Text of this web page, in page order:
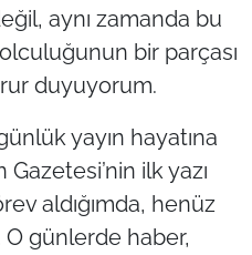
aynı zamanda bu
bir parçası
duyuyorum.
yayın hayatına
ilk yazı
aldığımda, henüz
günlerde haber,